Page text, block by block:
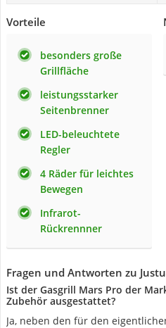
Vorteile
besonders große
Grillfläche
leistungsstarker
Seitenbrenner
LED-beleuchtete
Regler
4 Räder für leichtes
Bewegen
Infrarot-
Rückrennner
Fragen und Antworten zu
Ist der Gasgrill Mars Pro der
Zubehör ausgestattet?
Ja, neben den für den